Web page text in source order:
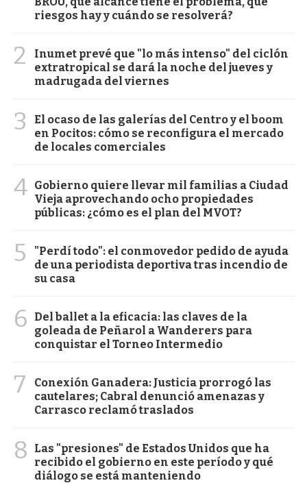
riesgos hay y cuándo se resolverá?
2
Inumet prevé que "lo más intenso" del ciclón
extratropical se dará la noche del jueves y
madrugada del viernes
3
El ocaso de las galerías del Centro y el boom
en Pocitos: cómo se reconfigura el mercado
de locales comerciales
4 Gobierno quiere llevar mil familias a Ciudad
Vieja aprovechando ocho propiedades
públicas: ¿cómo es el plan del MVOT?
5
"Perdí todo": el conmovedor pedido de ayuda
de una periodista deportiva tras incendio de
su casa
6
Del ballet a la eficacia: las claves de la
goleada de Peñarol a Wanderers para
conquistar el Torneo Intermedio
7
Conexión Ganadera: Justicia prorrogó las
cautelares; Cabral denunció amenazas y
Carrasco reclamó traslados
8
Las "presiones" de Estados Unidos que ha
recibido el gobierno en este período y qué
diálogo se está manteniendo